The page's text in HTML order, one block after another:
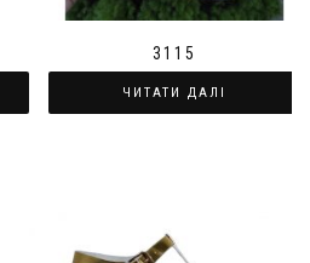
3115
ЧИТАТИ ДАЛІ